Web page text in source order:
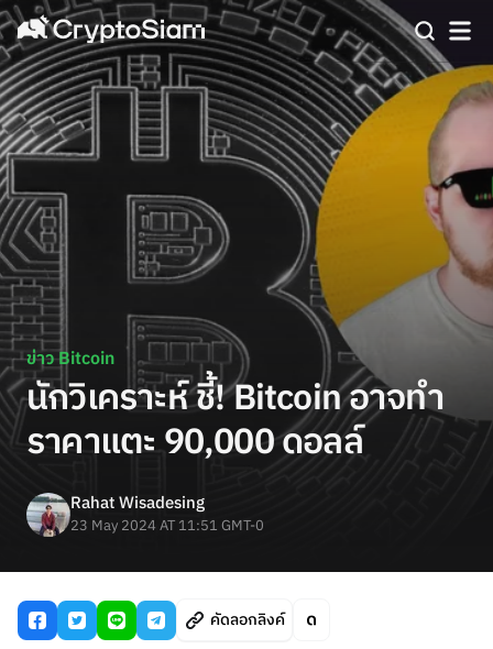
ข่าว Bitcoin
นักวิเคราะห์ ชี้! Bitcoin อาจทำ
ราคาแตะ 90,000 ดอลล์
Rahat Wisadesing
23 May 2024 AT 11:51 GMT-0
คัดลอกลิงค์